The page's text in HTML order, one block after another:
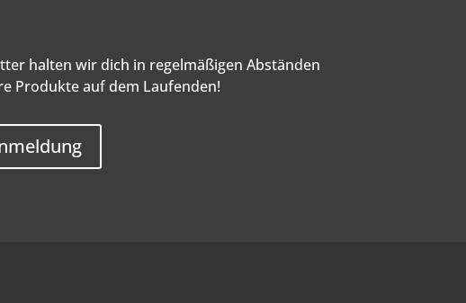
halten wir dich in regelmäßigen Abständen
Produkte auf dem Laufenden!